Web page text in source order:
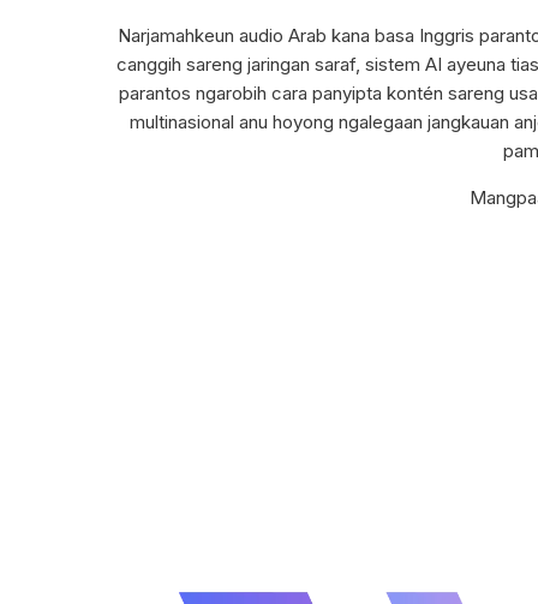
Narjamahkeun audio Arab kana basa Inggris
canggih sareng jaringan saraf, sistem AI ayeuna
parantos ngarobih cara panyipta kontén sareng
multinasional anu hoyong ngalegaan jangkauan